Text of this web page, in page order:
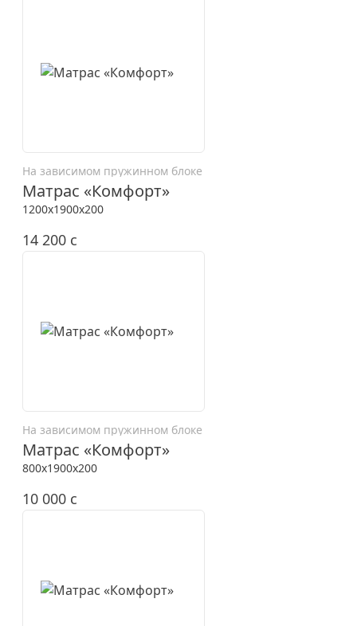
На зависимом пружинном блоке
Матрас «Комфорт»
1200x1900x200
14 200 c
На зависимом пружинном блоке
Матрас «Комфорт»
800x1900x200
10 000 c